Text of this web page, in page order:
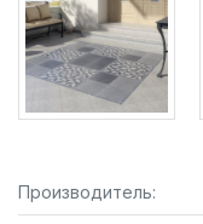
Производитель: